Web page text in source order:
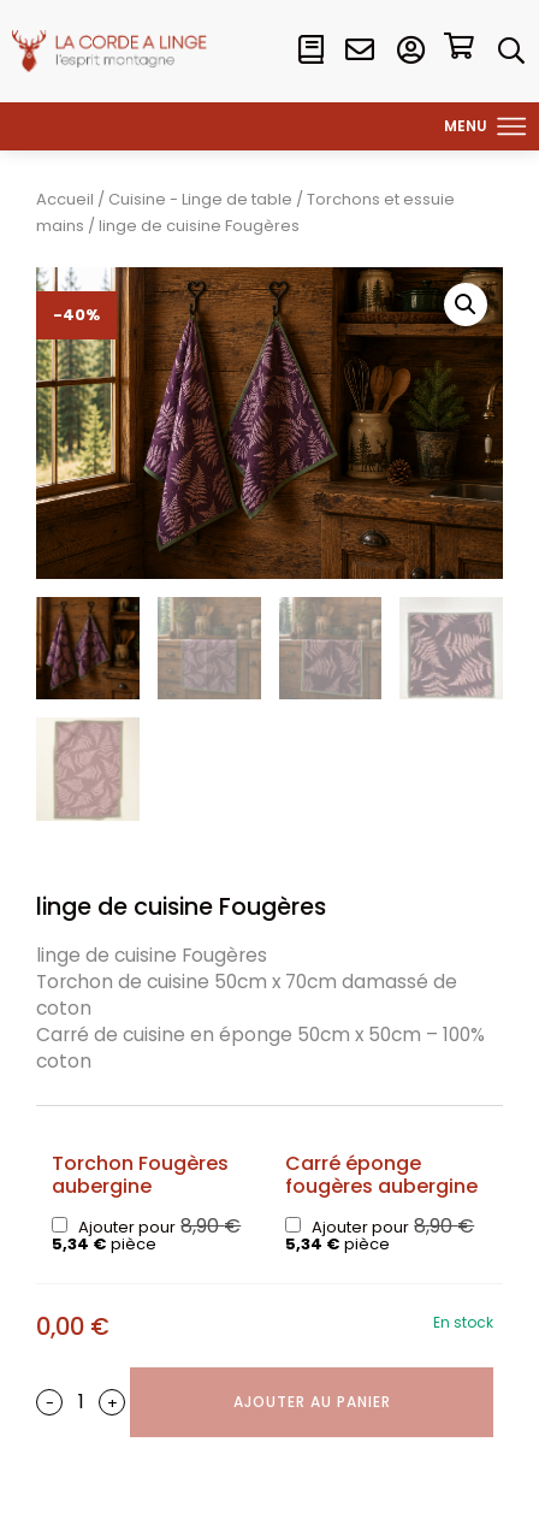
Accueil / Cuisine - Linge de table /Torchons et essuie
mains / linge de cuisine Fougères
-40%
linge de cuisine Fougères
linge de cuisine Fougères
Torchon de cuisine 50cm x 70cm damassé de
coton
Carré de cuisine en éponge 50cm x 50cm – 100%
coton
Torchon Fougères
aubergine
Ajouter pour 8,90€
5,34€ pièce
Carré éponge
fougères aubergine
Ajouter pour 8,90€
5,34€ pièce
0,00 € En stock
- + AJOUTER AU PANIER